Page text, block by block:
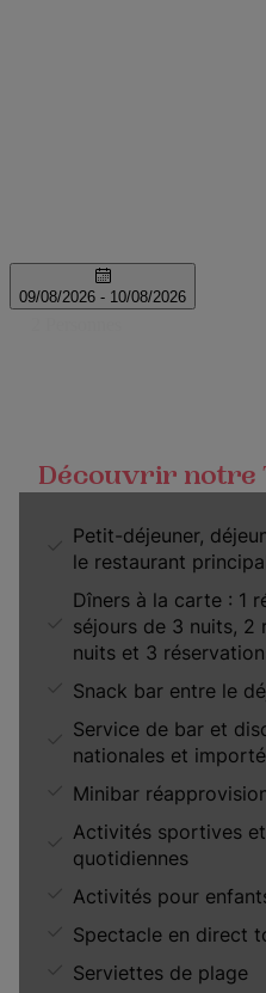
Découvrir notre
Petit-déjeuner,
le restaurant
Dîners à la carte : 1
séjours de 3 nuits, 2
nuits et 3
Snack bar entre le
Service de bar et
nationales et
Minibar
Activités sportives
quotidiennes
Activités pour
Spectacle en direct
Serviettes de plage